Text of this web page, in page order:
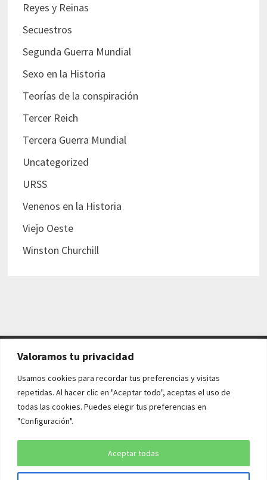
Valoramos tu privacidad
Usamos cookies para recordar tus preferencias y visitas
repetidas. Al hacer clic en "Aceptar todo", aceptas el uso de
todas las cookies. Puedes elegir tus preferencias en
"Configuración".
Aceptar todas
Reyes y Reinas
Secuestros
Segunda Guerra Mundial
Sexo en la Historia
Teorías de la conspiración
Tercer Reich
Tercera Guerra Mundial
Uncategorized
URSS
Venenos en la Historia
Viejo Oeste
Winston Churchill
AVISO LEGAL Y POLÍTICAS
Aviso legal
Política de cookies